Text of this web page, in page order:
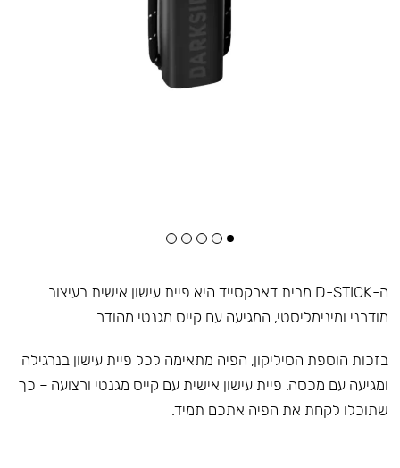
ה-D-STICK מבית דארקסייד היא פיית עישון אישית בעיצוב
מודרני ומינימליסטי, המגיעה עם קייס מגנטי מהודר.
בזכות הוספת הסיליקון, הפיה מתאימה לכל פיית עישון בנרגילה
ומגיעה עם מכסה. פיית עישון אישית עם קייס מגנטי ורצועה – כך
שתוכלו לקחת את הפיה אתכם תמיד.